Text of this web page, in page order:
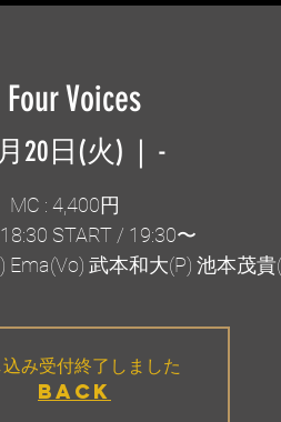
Four Voices
20日(火)
  |
-
MC : 4,400円
START / 19:30〜
Ema(Vo) 武本和大(P) 池本茂貴
み受付終了しました
BACK